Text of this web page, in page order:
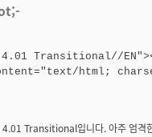
4.01 Transitional//
html;
Transitional입니다. 아주 엄격